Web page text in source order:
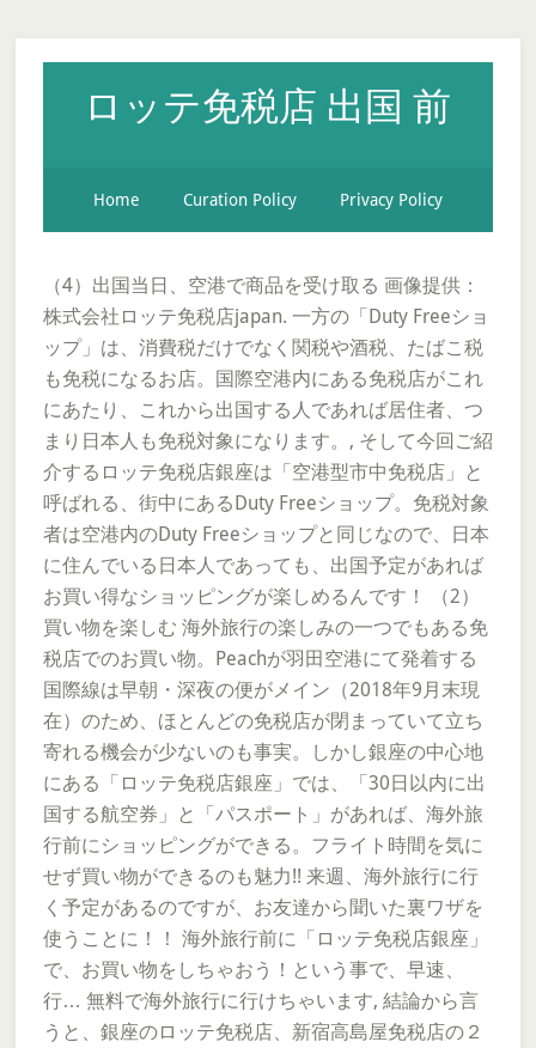
ロッテ免税店 出国 前
Home Curation Policy Privacy Policy
（4）出国当日、空港で商品を受け取る 画像提供：
株式会社ロッテ免税店japan. 一方の「Duty Freeショ
ップ」は、消費税だけでなく関税や酒税、たばこ税
も免税になるお店。国際空港内にある免税店がこれ
にあたり、これから出国する人であれば居住者、つ
まり日本人も免税対象になります。, そして今回ご紹
介するロッテ免税店銀座は「空港型市中免税店」と
呼ばれる、街中にあるDuty Freeショップ。免税対象
者は空港内のDuty Freeショップと同じなので、日本
に住んでいる日本人であっても、出国予定があれば
お買い得なショッピングが楽しめるんです！ （2）
買い物を楽しむ 海外旅行の楽しみの一つでもある免
税店でのお買い物。Peachが羽田空港にて発着する
国際線は早朝・深夜の便がメイン（2018年9月末現
在）のため、ほとんどの免税店が閉まっていて立ち
寄れる機会が少ないのも事実。しかし銀座の中心地
にある「ロッテ免税店銀座」では、「30日以内に出
国する航空券」と「パスポート」があれば、海外旅
行前にショッピングができる。フライト時間を気に
せず買い物ができるのも魅力!! 来週、海外旅行に行
く予定があるのですが、お友達から聞いた裏ワザを
使うことに！！ 海外旅行前に「ロッテ免税店銀座」
で、お買い物をしちゃおう！という事で、早速、
行… 無料で海外旅行に行けちゃいます, 結論から言
うと、銀座のロッテ免税店、新宿高島屋免税店の２